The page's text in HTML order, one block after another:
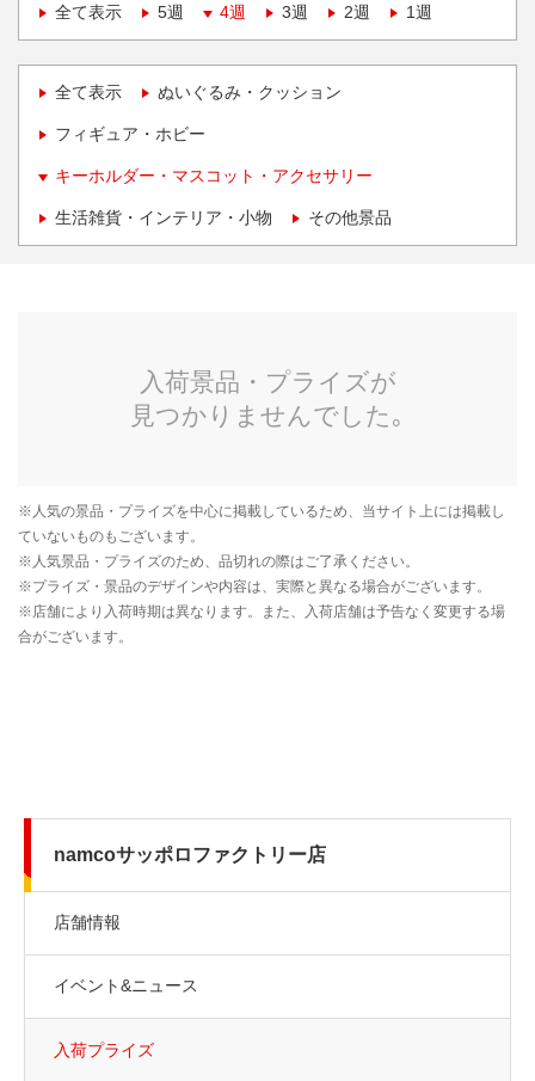
全て表示
5週 4週 3週 2週 1週
全て表示 ぬいぐるみ・クッション
フィギュア・ホビー
キーホルダー・マスコット・アクセサリー
生活雑貨・インテリア・小物 その他景品
namcoサッポロファクトリー店
店舗情報
イベント&ニュース
入荷プライズ